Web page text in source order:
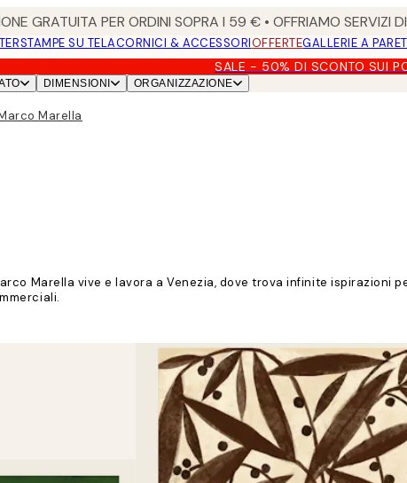
GRATUITA PER ORDINI SOPRA I 59 € • OFFRIAMO SERVIZI
STAMPE SU TELACORNICI & ACCESSORIOFFERTEGALLERIE A
SALE - 50% DI SCONTO SUI
DIMENSIONI ORGANIZZAZIONE
Marella
Marella vive e lavora a Venezia, dove trova infinite ispirazioni